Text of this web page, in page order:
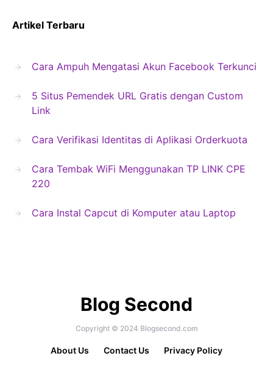
Artikel Terbaru
Cara Ampuh Mengatasi Akun Facebook Terkunci
5 Situs Pemendek URL Gratis dengan Custom
Link
Cara Verifikasi Identitas di Aplikasi Orderkuota
Cara Tembak WiFi Menggunakan TP LINK CPE
220
Cara Instal Capcut di Komputer atau Laptop
Blog Second
Copyright © 2024 Blogsecond.com
About Us Contact Us Privacy Policy